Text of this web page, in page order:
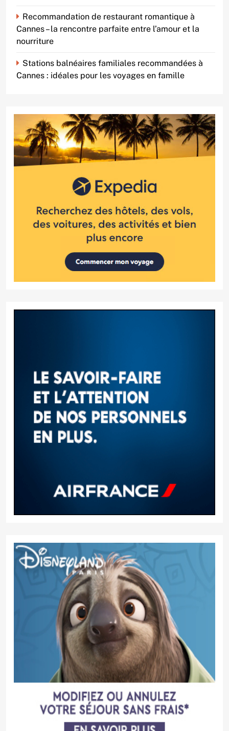
Recommandation de restaurant romantique à
Cannes – la rencontre parfaite entre l’amour et la
nourriture
Stations balnéaires familiales recommandées à
Cannes : idéales pour les voyages en famille